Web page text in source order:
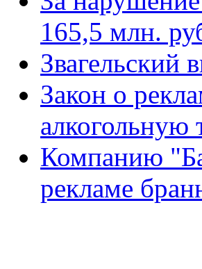
165,5 млн.
Звагельский
Закон о
алкогольную
Компанию
рекламе